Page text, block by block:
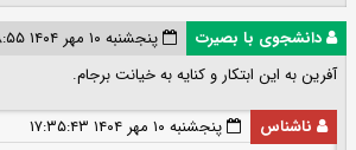
دانشجوی با بصیرت
پنجشنبه ۱۰ مهر ۱۴۰۴ ۱۴:۵۸:۵۵
آفرین به این ابتکار و کنایه به خیانت برجام.
ناشناس
پنجشنبه ۱۰ مهر ۱۴۰۴ ۱۷:۳۵:۴۳